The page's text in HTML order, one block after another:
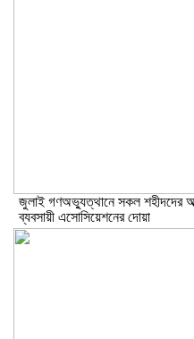
জুলাই গণঅভ্যুত্থানে সকল শহীদদের
ব্যবসায়ী এসোসিয়েশনের দোয়া